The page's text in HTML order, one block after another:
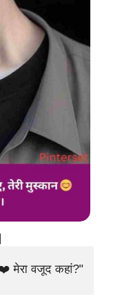
मेरा वजूद कहां?"